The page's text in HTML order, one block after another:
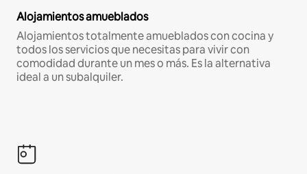
Alojamientos amueblados
Alojamientos totalmente amueblados con cocina y
todos los servicios que necesitas para vivir con
comodidad durante un mes o más. Es la alternativa
ideal a un subalquiler.